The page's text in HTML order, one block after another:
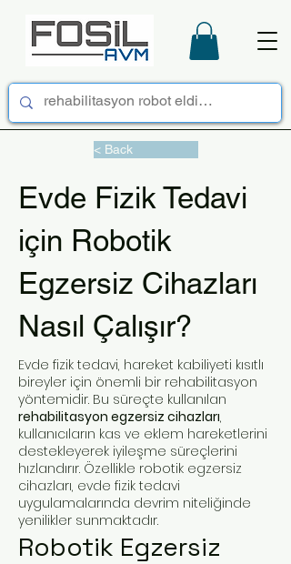
< Back
Evde Fizik Tedavi
için Robotik
Egzersiz Cihazları
Nasıl Çalışır?
Evde fizik tedavi, hareket kabiliyeti kısıtlı
bireyler için önemli bir rehabilitasyon
yöntemidir. Bu süreçte kullanılan
rehabilitasyon egzersiz cihazları,
kullanıcıların kas ve eklem hareketlerini
destekleyerek iyileşme süreçlerini
hızlandırır. Özellikle robotik egzersiz
cihazları, evde fizik tedavi
uygulamalarında devrim niteliğinde
yenilikler sunmaktadır.
Robotik Egzersiz